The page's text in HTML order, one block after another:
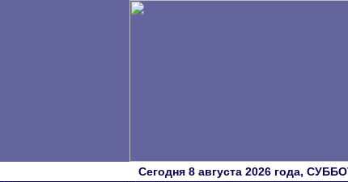
Сегодня 8 августа 2026 года,